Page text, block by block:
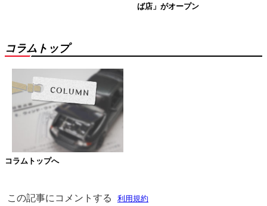
ば店」がオープン
コラムトップ
コラムトップへ